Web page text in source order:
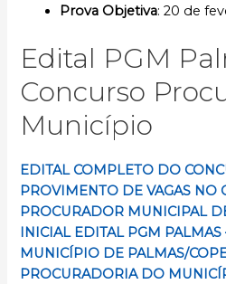
Prova Objetiva: 20 de
Edital PGM
Concurso
Município
EDITAL COMPLETO DO
PROVIMENTO DE VAGAS NO
PROCURADOR MUNICIPAL
INICIAL EDITAL PGM PALMAS
MUNICÍPIO DE PALMAS/
PROCURADORIA DO